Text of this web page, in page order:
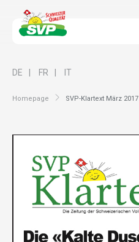
Homepage SVP-Klartext März 2017
DE FR IT